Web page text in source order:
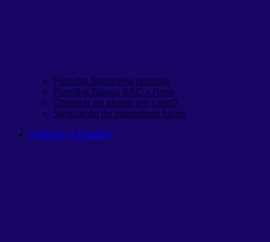
Planilha financeira pessoal
Planilha Tabela SAC x Price
Comprar ou alugar um carro?
Simulação de patrimônio futuro
Análises e Estudos